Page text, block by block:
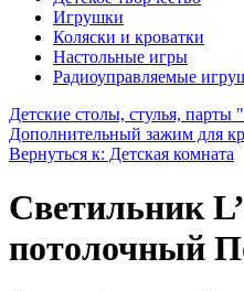
Игрушки
Коляски и кроватки
Настольные игры
Радиоуправляемые
Детские столы, стулья,
Дополнительный зажим для
Вернуться к: Детская комната
Светильник
потолочный